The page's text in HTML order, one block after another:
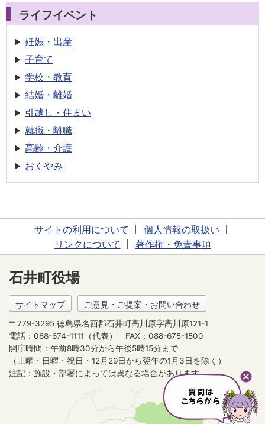
ライフイベント
妊娠・出産
子育て
学校・教育
結婚・離婚
引越し・住まい
就職・離職
高齢・介護
おくやみ
サイトの利用について
個人情報の取扱い
リンクについて
著作権・免責事項
石井町役場
サイトマップ ご意見・ご提案・お問い合わせ
〒779-3295 徳島県名西郡石井町高川原字高川原121-1
電話：088-674-1111（代表）
FAX：088-675-1500
開庁時間：午前8時30分から午後5時15分まで
（土曜・日曜・祝日・12月29日から翌年の1月3日を除く）
注記：施設・部署によっては異なる場合があります。